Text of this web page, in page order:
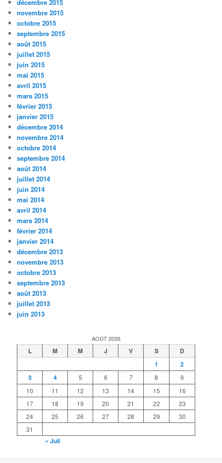
décembre 2015
novembre 2015
octobre 2015
septembre 2015
août 2015
juillet 2015
juin 2015
mai 2015
avril 2015
mars 2015
février 2015
janvier 2015
décembre 2014
novembre 2014
octobre 2014
septembre 2014
août 2014
juillet 2014
juin 2014
mai 2014
avril 2014
mars 2014
février 2014
janvier 2014
décembre 2013
novembre 2013
octobre 2013
septembre 2013
août 2013
juillet 2013
juin 2013
AOÛT 2026
L M M J V S
D
1
2
3
4 5 6 7 8
9
10
11 12 13 14 15
16
17
18 19 20 21 22
23
24
25 26 27 28 29
30
31
« Juil